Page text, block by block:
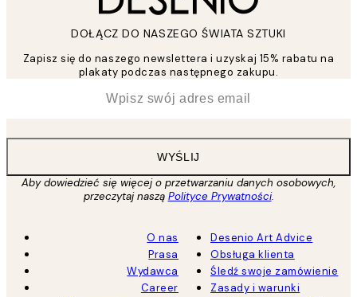
DOŁĄCZ DO NASZEGO ŚWIATA SZTUKI
Zapisz się do naszego newslettera i uzyskaj 15% rabatu na
plakaty podczas następnego zakupu.
WYŚLIJ
Aby dowiedzieć się więcej o przetwarzaniu danych osobowych,
przeczytaj naszą Polityce Prywatności.
O nas
Prasa
Wydawca
Career
Desenio Art Advice
Obsługa klienta
Śledź swoje zamówienie
Zasady i warunki